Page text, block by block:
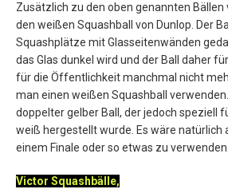
Zusätzlich zu den oben genannten
den weißen Squashball von Dunlop. Der
Squashplätze mit Glasseitenwänden
das Glas dunkel wird und der Ball daher
für die Öffentlichkeit manchmal nicht
man einen weißen Squashball
doppelter gelber Ball, der jedoch speziell
weiß hergestellt wurde. Es wäre natürlich
einem Finale oder so etwas zu verwenden.
Victor Squashbälle,